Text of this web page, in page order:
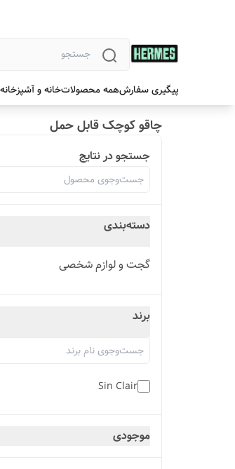
پیگیری سفارشهمه محصولاتخانه و آشپزخانه
چاقو کوچک قابل حمل
جستجو در نتایج
دسته‌بندی
گجت و لوازم شخصی
برند
Sin Clair
موجودی